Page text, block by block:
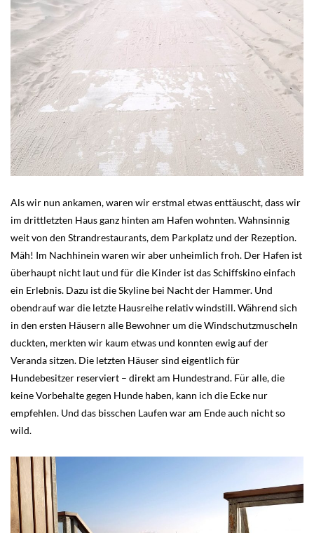
Als wir nun ankamen, waren wir erstmal etwas enttäuscht, dass wir
im drittletzten Haus ganz hinten am Hafen wohnten. Wahnsinnig
weit von den Strandrestaurants, dem Parkplatz und der Rezeption.
Mäh! Im Nachhinein waren wir aber unheimlich froh. Der Hafen ist
überhaupt nicht laut und für die Kinder ist das Schiffskino einfach
ein Erlebnis. Dazu ist die Skyline bei Nacht der Hammer. Und
obendrauf war die letzte Hausreihe relativ windstill. Während sich
in den ersten Häusern alle Bewohner um die Windschutzmuscheln
duckten, merkten wir kaum etwas und konnten ewig auf der
Veranda sitzen. Die letzten Häuser sind eigentlich für
Hundebesitzer reserviert – direkt am Hundestrand. Für alle, die
keine Vorbehalte gegen Hunde haben, kann ich die Ecke nur
empfehlen. Und das bisschen Laufen war am Ende auch nicht so
wild.